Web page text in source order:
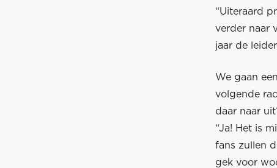
“Uiteraard
verder naar
jaar de
We gaan
volgende
daar naar
“Ja! Het is
fans zullen
gek voor